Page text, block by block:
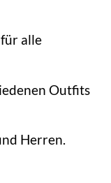
alle
Outfits
Herren.